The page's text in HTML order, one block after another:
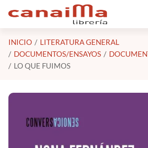
Saltar al contenido principal
INICIO
LITERATURA GENERAL
DOCUMENTOS/ENSAYOS
LO QUE FUIMOS